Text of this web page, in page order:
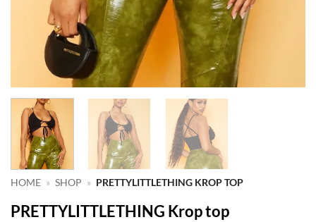
HOME » SHOP » PRETTYLITTLETHING KROP TOP
PRETTYLITTLETHING Krop top